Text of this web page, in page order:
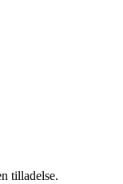
tilladelse.